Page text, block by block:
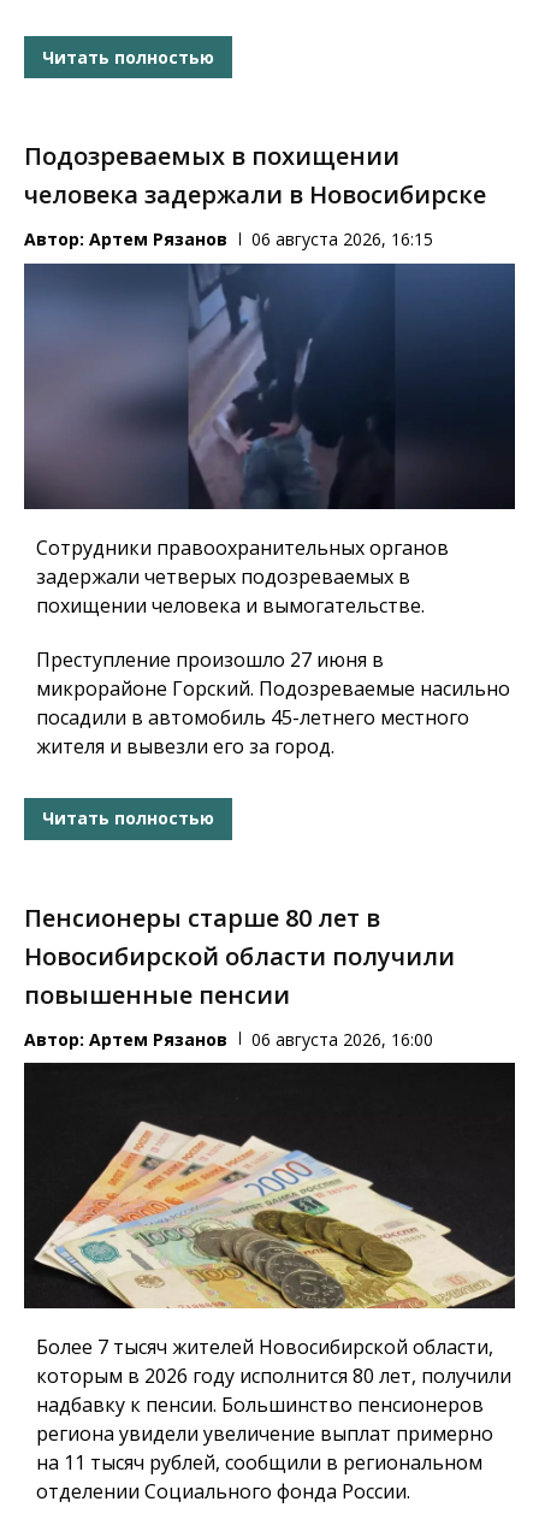
Читать полностью
Подозреваемых в похищении
человека задержали в Новосибирске
Автор: Артем Рязанов 06 августа 2026, 16:15
Сотрудники правоохранительных органов
задержали четверых подозреваемых в
похищении человека и вымогательстве.
Преступление произошло 27 июня в
микрорайоне Горский. Подозреваемые насильно
посадили в автомобиль 45-летнего местного
жителя и вывезли его за город.
Читать полностью
Пенсионеры старше 80 лет в
Новосибирской области получили
повышенные пенсии
Автор: Артем Рязанов 06 августа 2026, 16:00
Более 7 тысяч жителей Новосибирской области,
которым в 2026 году исполнится 80 лет, получили
надбавку к пенсии. Большинство пенсионеров
региона увидели увеличение выплат примерно
на 11 тысяч рублей, сообщили в региональном
отделении Социального фонда России.